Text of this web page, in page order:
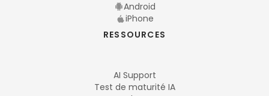
Android
iPhone
RESSOURCES
AI Support
Test de maturité IA